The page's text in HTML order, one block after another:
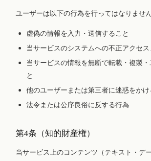
ユーザーは以下の行為を行ってはなりません
虚偽の情報を入力・送信すること
当サービスのシステムへの不正アクセ
当サービスの情報を無断で転載・複製・
と
他のユーザーまたは第三者に迷惑をかけ
法令または公序良俗に反する行為
第4条（知的財産権）
当サービス上のコンテンツ（テキスト・デ